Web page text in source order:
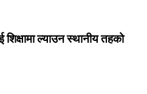
शिक्षामा ल्याउन स्थानीय तहको